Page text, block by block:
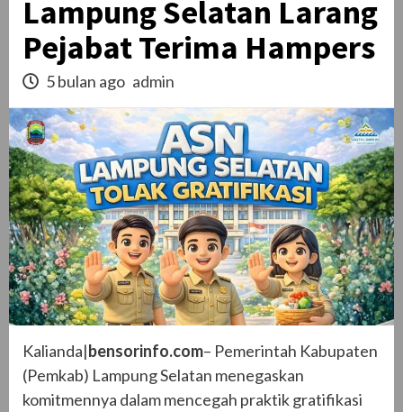
Lampung Selatan Larang
Pejabat Terima Hampers
5 bulan ago admin
Kalianda|bensorinfo.com– Pemerintah Kabupaten
(Pemkab) Lampung Selatan menegaskan
komitmennya dalam mencegah praktik gratifikasi